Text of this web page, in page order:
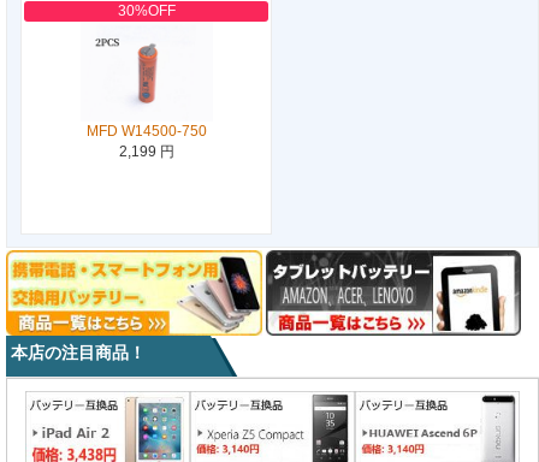
30%OFF
MFD W14500-750
2,199 円
本店の注目商品！